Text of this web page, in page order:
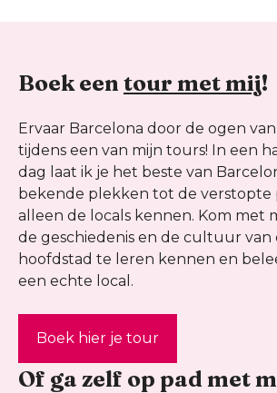
Boek een tour met mij!
Ervaar Barcelona door de ogen van
tijdens een van mijn tours! In een
dag laat ik je het beste van
bekende plekken tot de verstopte
alleen de locals kennen. Kom met
de geschiedenis en de cultuur van
hoofdstad te leren kennen en
een echte local.
Boek hier je tour
Of ga zelf op pad met